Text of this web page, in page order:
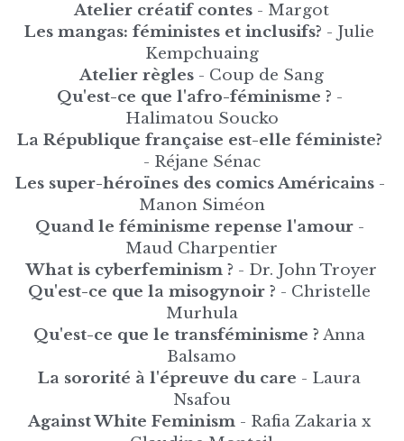
Atelier créatif contes - Margot
Les mangas: féministes et inclusifs? - Julie
Kempchuaing
Atelier règles - Coup de Sang
Qu'est-ce que l'afro-féminisme ? -
Halimatou Soucko
La République française est-elle féministe?
- Réjane Sénac
Les super-héroïnes des comics Américains -
Manon Siméon
Quand le féminisme repense l'amour -
Maud Charpentier
What is cyberfeminism ? - Dr. John Troyer
Qu'est-ce que la misogynoir ? - Christelle
Murhula
Qu'est-ce que le transféminisme ? Anna
Balsamo
La sororité à l'épreuve du care - Laura
Nsafou
Against White Feminism - Rafia Zakaria x